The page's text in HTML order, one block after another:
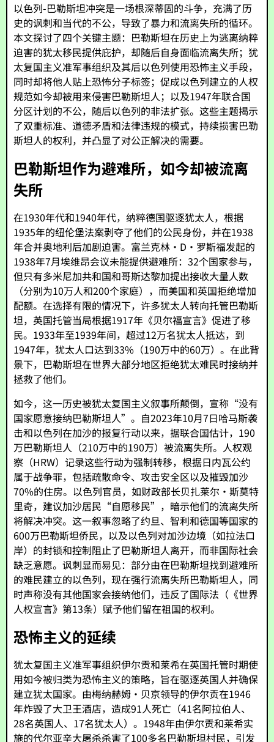
以色列-巴勒斯坦冲突是一场根深蒂固的斗争，充满了历
史的讽刺和当代的不公，导致了暴力和流离失所的循环。
本文探讨了四个关键主题：巴勒斯坦在历史上为逃离纳粹
迫害的犹太移民提供庇护，却随后自身面临流离失所；犹
太复国主义准军事组织及其后以色列使用恐怖主义手段，
同时却将他人贴上恐怖分子标签；促成以色列建立的人权
规范如今却被用来侵害巴勒斯坦人；以及1947年联合国
分区计划的不公，随后以色列的非法扩张。这些主题揭示
了双重标准、道德矛盾和法律违规的模式，持续损害巴勒
斯坦人的权利，并凸显了对公正解决的需要。
巴勒斯坦作为避难所，如今却被流离
失所
在1930年代和1940年代，纳粹德国驱逐犹太人，根据
1935年的纽伦堡法案剥夺了他们的公民身份，并在1938
年合并奥地利后加剧迫害。富兰克林·D·罗斯福发起的
1938年7月埃维昂会议未能提供避难所：32个国家参与，
但只有多米尼加共和国和哥斯达黎加提出接收大量人数
（分别为10万人和200个家庭），而美国和英国拒绝增加
配额。在选择有限的情况下，许多犹太人转向托管巴勒斯
坦，英国托管当局根据1917年《贝尔福宣言》促进了移
民。1933年至1939年间，超过12万名犹太人抵达，到
1947年，犹太人口达到33%（190万中的60万）。在此背
景下，巴勒斯坦在世界大部分地区拒绝犹太难民时接纳并
拯救了他们。
如今，这一历史被犹太复国主义叙事所颠倒，宣称“没有
国家愿意接纳巴勒斯坦人”。自2023年10月7日哈马斯袭
击和以色列在加沙的报复行动以来，据联合国估计，190
万巴勒斯坦人（210万中的190万）被流离失所。人权观
察（HRW）记录这些行动为强制转移，根据日内瓦公约
属于战争罪，包括疏散命令、攻击安全区以及摧毁加沙
70%的住房。以色列官员，如财政部长贝扎莱尔·斯莫特
里奇，建议加沙居民“自愿移民”，暗示他们的流离失所
将解决冲突。这一叙事忽略了约旦、智利和德国等国家的
600万巴勒斯坦侨民，以及以色列对加沙边境（如拉法口
岸）的封锁和控制阻止了巴勒斯坦人离开，而非国际社会
缺乏意愿。讽刺显而易见：部分由在巴勒斯坦找到避难所
的难民建立的以色列，现在强行流离失所巴勒斯坦人，同
时声称没有其他国家会接纳他们，违反了国际法（《世界
人权宣言》第13条）赋予他们留在祖国的权利。
恐怖主义的延续
犹太复国主义准军事组织伊尔贡和莱希在英国托管时期使
用如今被归类为恐怖主义的策略，旨在驱逐英国人并确保
建立犹太国家。由梅纳赫姆·贝京领导的伊尔贡在1946
年炸毁了大卫王酒店，造成91人死亡（41名阿拉伯人、
28名英国人、17名犹太人）。1948年由伊尔贡和莱希实
施的代尔亚辛大屠杀杀害了100多名巴勒斯坦村民，引发